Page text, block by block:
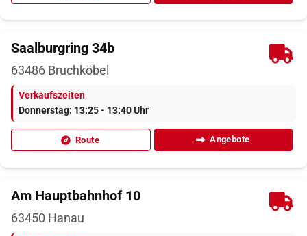
Saalburgring 34b
63486 Bruchköbel
Verkaufszeiten
Donnerstag: 13:25 - 13:40 Uhr
Route Angebote
Am Hauptbahnhof 10
63450 Hanau